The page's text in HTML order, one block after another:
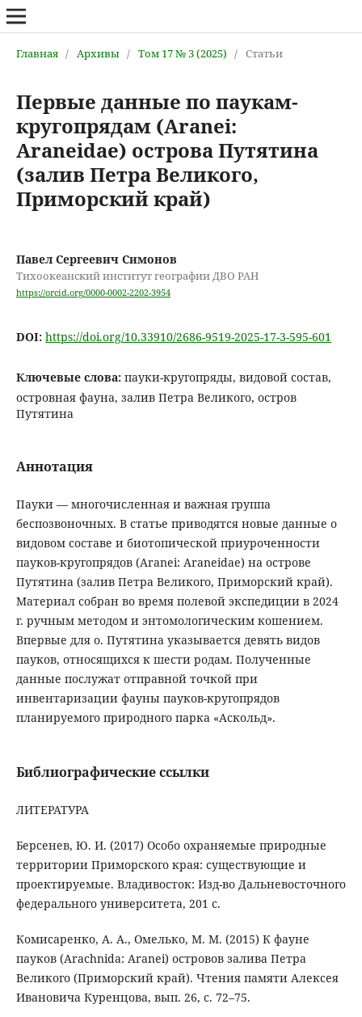
Главная / Архивы / Том 17 № 3 (2025) / Статьи
Первые данные по паукам-
кругопрядам (Aranei:
Araneidae) острова Путятина
(залив Петра Великого,
Приморский край)
Павел Сергеевич Симонов
Тихоокеанский институт географии ДВО РАН
https://orcid.org/0000-0002-2202-3954
DOI: https://doi.org/10.33910/2686-9519-2025-17-3-595-601
Ключевые слова: пауки-кругопряды, видовой состав,
островная фауна, залив Петра Великого, остров
Путятина
Аннотация
Пауки — многочисленная и важная группа
беспозвоночных. В статье приводятся новые данные о
видовом составе и биотопической приуроченности
пауков-кругопрядов (Aranei: Araneidae) на острове
Путятина (залив Петра Великого, Приморский край).
Материал собран во время полевой экспедиции в 2024
г. ручным методом и энтомологическим кошением.
Впервые для о. Путятина указывается девять видов
пауков, относящихся к шести родам. Полученные
данные послужат отправной точкой при
инвентаризации фауны пауков-кругопрядов
планируемого природного парка «Аскольд».
Библиографические ссылки
ЛИТЕРАТУРА
Берсенев, Ю. И. (2017) Особо охраняемые природные
территории Приморского края: существующие и
проектируемые. Владивосток: Изд-во Дальневосточного
федерального университета, 201 с.
Комисаренко, А. А., Омелько, М. М. (2015) К фауне
пауков (Arachnida: Aranei) островов залива Петра
Великого (Приморский край). Чтения памяти Алексея
Ивановича Куренцова, вып. 26, с. 72–75.